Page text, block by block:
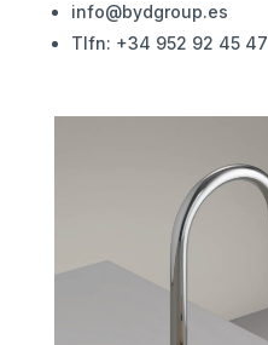
info@bydgroup.es
Tlfn: +34 952 92 45 47